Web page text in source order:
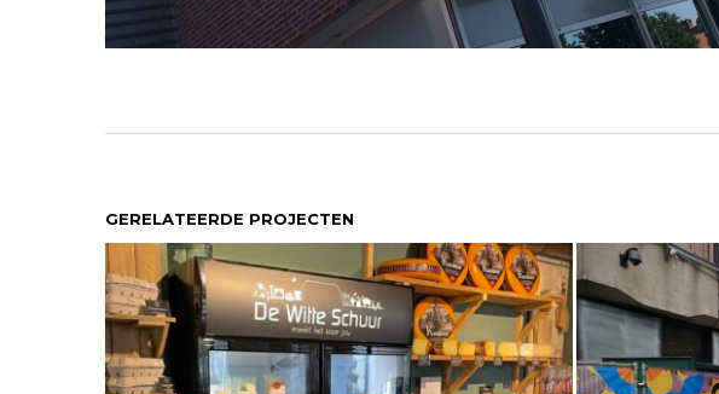
GERELATEERDE PROJECTEN